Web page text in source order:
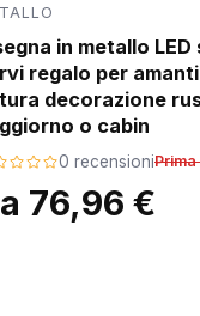
in metallo LED
regalo per
decorazione
o cabin
0 recensioni
76,96 €